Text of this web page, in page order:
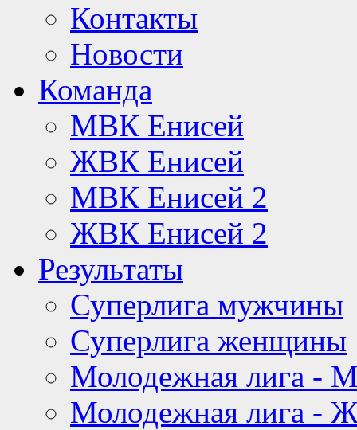
Контакты
Новости
Команда
МВК Енисей
ЖВК Енисей
МВК Енисей 2
ЖВК Енисей 2
Результаты
Суперлига мужчины
Суперлига женщины
Молодежная лига -
Молодежная лига -